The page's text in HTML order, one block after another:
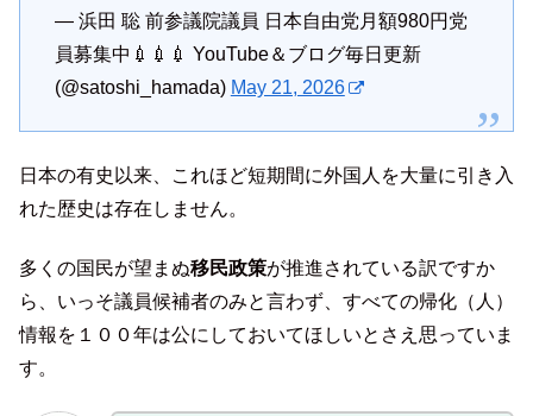
— 浜田 聡 前参議院議員 日本自由党月額980円党
員募集中💉💉💉 YouTube＆ブログ毎日更新
(@satoshi_hamada) May 21, 2026
日本の有史以来、これほど短期間に外国人を大量に引き入
れた歴史は存在しません。
多くの国民が望まぬ移民政策が推進されている訳ですか
ら、いっそ議員候補者のみと言わず、すべての帰化（人）
情報を１００年は公にしておいてほしいとさえ思っていま
す。